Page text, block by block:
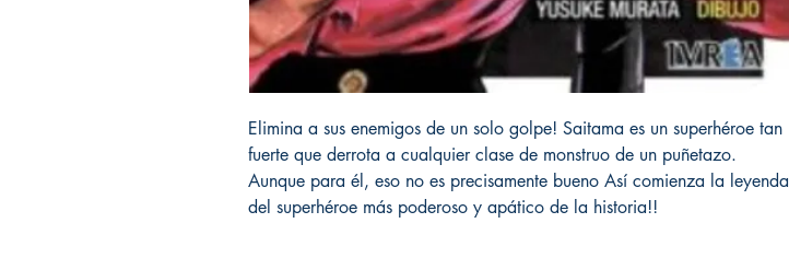
Elimina a sus enemigos de un solo golpe! Saitama es un superhéroe tan
fuerte que derrota a cualquier clase de monstruo de un puñetazo.
Aunque para él, eso no es precisamente bueno Así comienza la leyenda
del superhéroe más poderoso y apático de la historia!!